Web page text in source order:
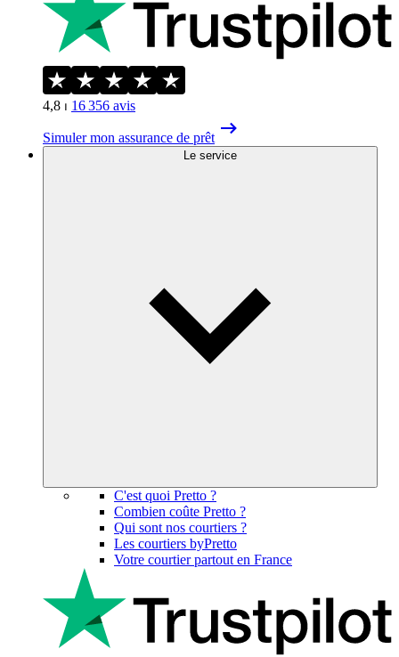
4,8 ⏐ 16 356 avis
Simuler mon assurance de prêt
Le service
C'est quoi Pretto ?
Combien coûte Pretto ?
Qui sont nos courtiers ?
Les courtiers byPretto
Votre courtier partout en France